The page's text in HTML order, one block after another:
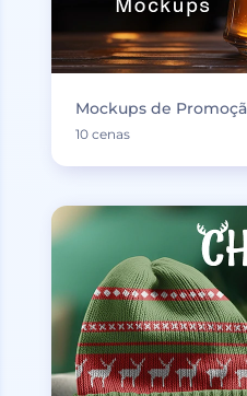
Mockups de
10 cenas